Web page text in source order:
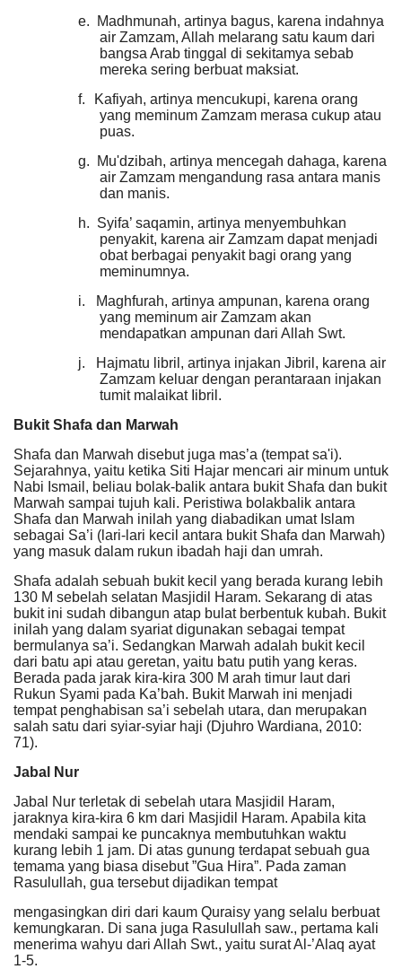
e.
Madhmunah, artinya bagus, karena indahnya
air Zamzam, Allah melarang satu kaum dari
bangsa Arab tinggal di sekitamya sebab
mereka sering berbuat maksiat.
f.
Kafiyah, artinya mencukupi, karena orang
yang meminum Zamzam merasa cukup atau
puas.
g.
Mu'dzibah, artinya mencegah dahaga, karena
air Zamzam mengandung rasa antara manis
dan manis.
h. Syifa’ saqamin, artinya menyembuhkan
penyakit, karena air Zamzam dapat menjadi
obat berbagai penyakit bagi orang yang
meminumnya.
i.
Maghfurah, artinya ampunan, karena orang
yang meminum air Zamzam akan
mendapatkan ampunan dari Allah Swt.
j.
Hajmatu libril, artinya injakan Jibril, karena air
Zamzam keluar dengan perantaraan injakan
tumit malaikat Iibril.
Bukit Shafa dan Marwah
Shafa dan Marwah disebut juga mas’a (tempat sa'i).
Sejarahnya, yaitu ketika Siti Hajar mencari air minum untuk
Nabi Ismail, beliau bolak-balik antara bukit Shafa dan bukit
Marwah sampai tujuh kali. Peristiwa bolakbalik antara
Shafa dan Marwah inilah yang diabadikan umat Islam
sebagai Sa’i (lari-lari kecil antara bukit Shafa dan Marwah)
yang masuk dalam rukun ibadah haji dan umrah.
Shafa adalah sebuah bukit kecil yang berada kurang lebih
130 M sebelah selatan Masjidil Haram. Sekarang di atas
bukit ini sudah dibangun atap bulat berbentuk kubah. Bukit
inilah yang dalam syariat digunakan sebagai tempat
bermulanya sa’i. Sedangkan Marwah adalah bukit kecil
dari batu api atau geretan, yaitu batu putih yang keras.
Berada pada jarak kira-kira 300 M arah timur laut dari
Rukun Syami pada Ka’bah. Bukit Marwah ini menjadi
tempat penghabisan sa’i sebelah utara, dan merupakan
salah satu dari syiar-syiar haji (Djuhro Wardiana, 2010:
71).
Jabal Nur
Jabal Nur terletak di sebelah utara Masjidil Haram,
jaraknya kira-kira 6 km dari Masjidil Haram. Apabila kita
mendaki sampai ke puncaknya membutuhkan waktu
kurang lebih 1 jam. Di atas gunung terdapat sebuah gua
temama yang biasa disebut ”Gua Hira”. Pada zaman
Rasulullah, gua tersebut dijadikan tempat
mengasingkan diri dari kaum Quraisy yang selalu berbuat
kemungkaran. Di sana juga Rasulullah saw., pertama kali
menerima wahyu dari Allah Swt., yaitu surat Al-’Alaq ayat
1-5.